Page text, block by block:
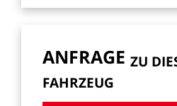
ANFRAGE ZU
FAHRZEUG